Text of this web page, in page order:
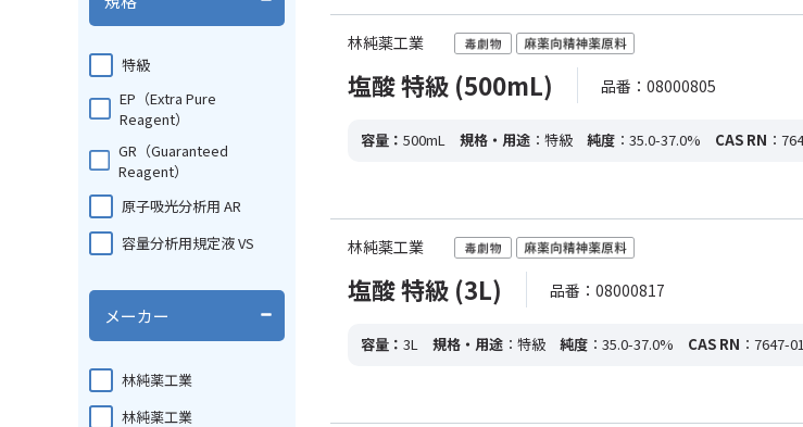
特級
EP（Extra Pure
Reagent）
GR（Guaranteed
Reagent）
原子吸光分析用 AR
容量分析用規定液 VS
メーカー
林純薬工業
林純薬工業
林純薬工業
塩酸 特級 (500mL) 品番：08000805
容量： 500mL 規格・用途 ：特級 純度 ：35.0-37.0% CAS RN ：
林純薬工業
塩酸 特級 (3L) 品番：08000817
容量： 3L 規格・用途 ：特級 純度 ：35.0-37.0% CAS RN ：7647-